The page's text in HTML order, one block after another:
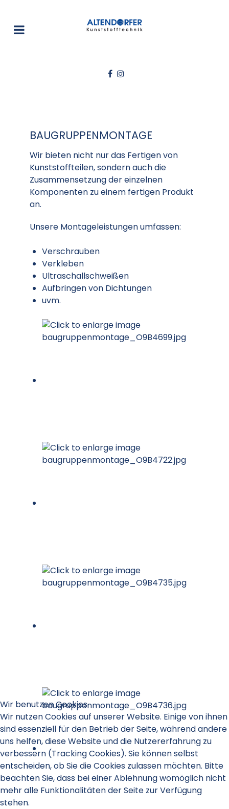
BAUGRUPPENMONTAGE
Wir bieten nicht nur das Fertigen von
Kunststoffteilen, sondern auch die
Zusammensetzung der einzelnen
Komponenten zu einem fertigen Produkt
an.
Unsere Montageleistungen umfassen:
Verschrauben
Verkleben
Ultraschallschweißen
Aufbringen von Dichtungen
uvm.
Wir benutzen Cookies
Wir nutzen Cookies auf unserer Website. Einige von ihnen
sind essenziell für den Betrieb der Seite, während andere
uns helfen, diese Website und die Nutzererfahrung zu
verbessern (Tracking Cookies). Sie können selbst
entscheiden, ob Sie die Cookies zulassen möchten. Bitte
beachten Sie, dass bei einer Ablehnung womöglich nicht
mehr alle Funktionalitäten der Seite zur Verfügung
stehen.